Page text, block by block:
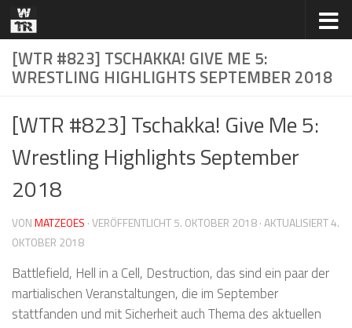
Zum Inhalt springen
[WTR #823] TSCHAKKA! GIVE ME 5:
WRESTLING HIGHLIGHTS SEPTEMBER 2018
[WTR #823] Tschakka! Give Me 5:
Wrestling Highlights September
2018
VONMATZEOES · VERÖFFENTLICHT5. OKTOBER 2018· AKTUALISIERT4.
OKTOBER 2018
Battlefield, Hell in a Cell, Destruction, das sind ein paar der
martialischen Veranstaltungen, die im September
stattfanden und mit Sicherheit auch Thema des aktuellen